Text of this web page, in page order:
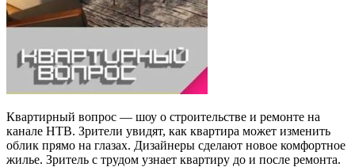
Квартирный вопрос — шоу о строительстве и ремонте на
канале НТВ. Зрители увидят, как квартира может изменить
облик прямо на глазах. Дизайнеры сделают новое комфортное
жилье. Зритель с трудом узнает квартиру до и после ремонта.